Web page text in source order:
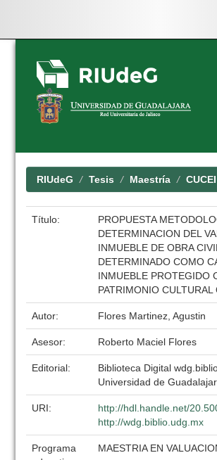
Skip
navigation
RIUdeG Tesis Maestría CUCEI
Título:
PROPUESTA
DETERMINACION DEL
INMUEBLE DE OBRA CIVIL
DETERMINADO COMO
INMUEBLE PROTEGIDO
PATRIMONIO CULTURAL
Autor: Flores Martinez, Agustin
Asesor: Roberto Maciel Flores
Editorial:
Biblioteca Digital
Universidad de
URI:
http://hdl.handle.net/
http://wdg.biblio.udg.mx
Programa
MAESTRIA EN